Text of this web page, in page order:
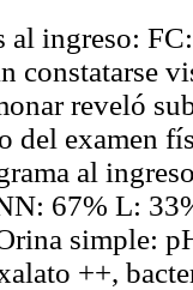
ingreso:
constatarse
reveló
del examen
al
67% L:
simple:
++,